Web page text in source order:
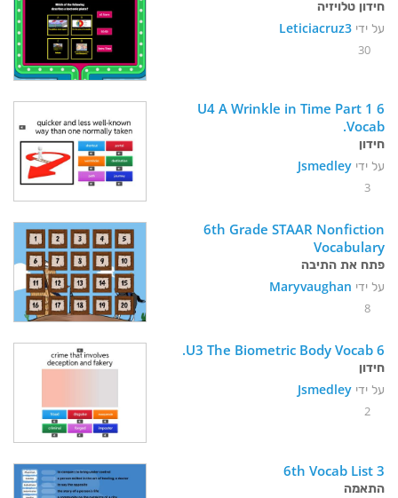
חידון טלויזיה
על ידי Leticiacruz3
Vocab.
חידון
על ידי Jsmedley
Vocabulary
פתח את התיבה
על ידי Maryvaughan
6 U3 The Biometric Body Vocab.
חידון
על ידי Jsmedley
6th Vocab List 3
התאמה